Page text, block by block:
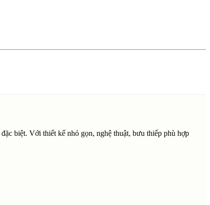
biệt. Với thiết kế nhỏ gọn, nghệ thuật, bưu thiếp phù hợp